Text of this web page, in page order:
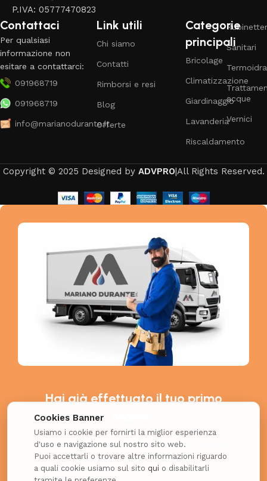
Cookies Banner
Usiamo i cookie per fornirti la miglior esperienza
d'uso e navigazione sul nostro sito web.
Puoi accettarli o trovare altre informazioni riguardo
a quali cookie usiamo sul sito qui o disabilitarli
P.IVA: 05777470823
Contattaci
Per qualsiasi
informazione non
esitare a contattarci:
091968719
091968719
info@marianodurante.it
Link utili
Chi siamo
Contatti
Rimborsi e resi
Blog
Offerte
Categorie
principali
Bricolage
Climatizzazione
Giardinaggio
Lavanderia
Riscaldamento
Sanitari
acque
Vernici
Copyright © 2025 Designed by ADVPRO|All Rights Reserved.
Hai già effettuato il tuo primo
Richiedi il coupon esclusivo per i nuovi clienti e
ottieni uno SCONTO EXTRA!